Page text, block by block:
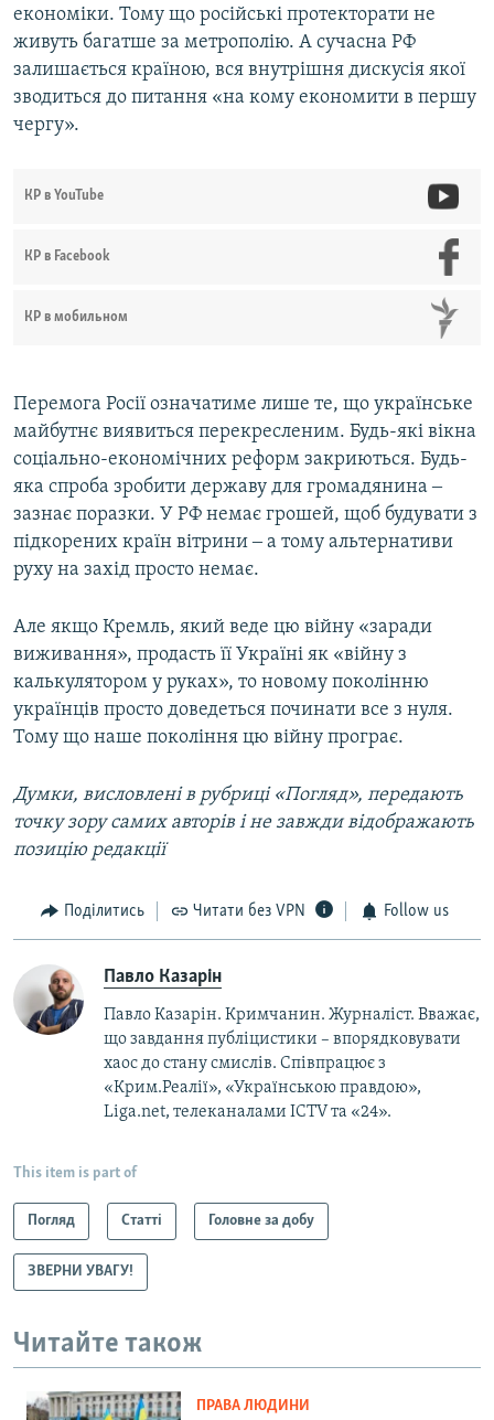
економіки. Тому що російські протекторати не
живуть багатше за метрополію. А сучасна РФ
залишається країною, вся внутрішня дискусія якої
зводиться до питання «на кому економити в першу
чергу».
КР в YouTube
КР в Facebook
КР в мобильном
Перемога Росії означатиме лише те, що українське
майбутнє виявиться перекресленим. Будь-які вікна
соціально-економічних реформ закриються. Будь-
яка спроба зробити державу для громадянина ‒
зазнає поразки. У РФ немає грошей, щоб будувати з
підкорених країн вітрини ‒ а тому альтернативи
руху на захід просто немає.
Але якщо Кремль, який веде цю війну «заради
виживання», продасть її Україні як «війну з
калькулятором у руках», то новому поколінню
українців просто доведеться починати все з нуля.
Тому що наше покоління цю війну програє.
Думки, висловлені в рубриці «Погляд», передають
точку зору самих авторів і не завжди відображають
позицію редакції
Поділитись Читати без VPN Follow us
Павло Казарін
Павло Казарін. Кримчанин. Журналіст. Вважає,
що завдання публіцистики – впорядковувати
хаос до стану смислів. Співпрацює з
«Крим.Реалії», «Українською правдою»,
Liga.net, телеканалами ICTV та «24».
This item is part of
Погляд Статті Головне за добу
ЗВЕРНИ УВАГУ!
Читайте також
ПРАВА ЛЮДИНИ